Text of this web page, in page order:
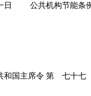
公共机构节能
共和国主席令 第 七